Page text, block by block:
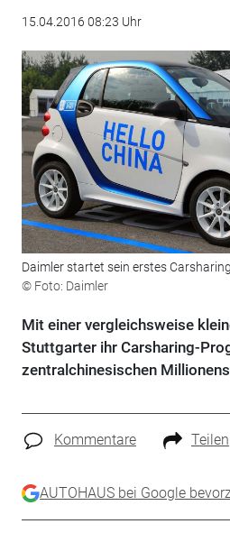
15.04.2016 08:23 Uhr
Daimler startet sein erstes
© Foto: Daimler
Mit einer vergleichsweise
Stuttgarter ihr Carsharing-
zentralchinesischen
Kommentare Teilen
AUTOHAUS bei Google